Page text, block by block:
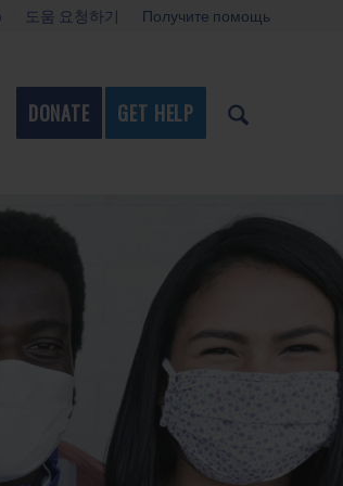
도움 요청하기 Получите помощь
DONATE GET HELP